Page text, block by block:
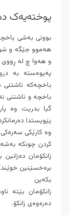
پوختەیەک
بوونى بەشى
هەموو جێگە و
و هەوا چ لە
پەیوەستە بە
باخچەکە ناشتنى
باخچە و ناشتنى
گیا بدریت وە
پێویستدا
وە کارێکی
کردن چونکە
زانکۆمان
برەخسێنین
بکەین
زانکۆمان بێتە
دەرەوەى زانکۆ.